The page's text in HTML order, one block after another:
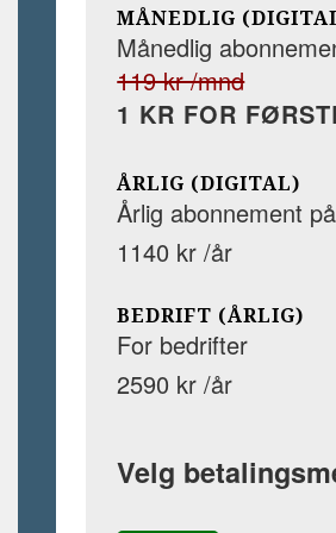
MÅNEDLIG
Månedlig
119 kr /mnd
ÅRLIG (DIGITAL)
Årlig abonnement
1140 kr /år
BEDRIFT (ÅRLIG)
For bedrifter
2590 kr /år
Velg